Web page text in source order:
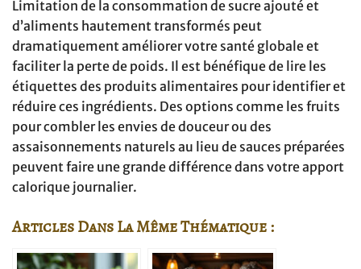
Limitation de la consommation de sucre ajouté et
d’aliments hautement transformés peut
dramatiquement améliorer votre santé globale et
faciliter la perte de poids. Il est bénéfique de lire les
étiquettes des produits alimentaires pour identifier et
réduire ces ingrédients. Des options comme les fruits
pour combler les envies de douceur ou des
assaisonnements naturels au lieu de sauces préparées
peuvent faire une grande différence dans votre apport
calorique journalier.
Articles Dans La Même Thématique :